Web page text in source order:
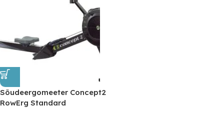
Sõudeergomeeter Concept2
RowErg Standard